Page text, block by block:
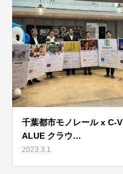
千葉都市モノレール x C-V
ALUE クラウ…
2023.3.1